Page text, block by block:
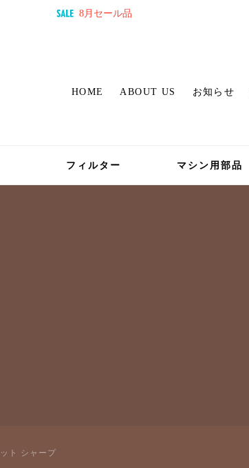
8月セール品
HOME ABOUT US お知らせ
フィルター マシン用部品
ト シャープ